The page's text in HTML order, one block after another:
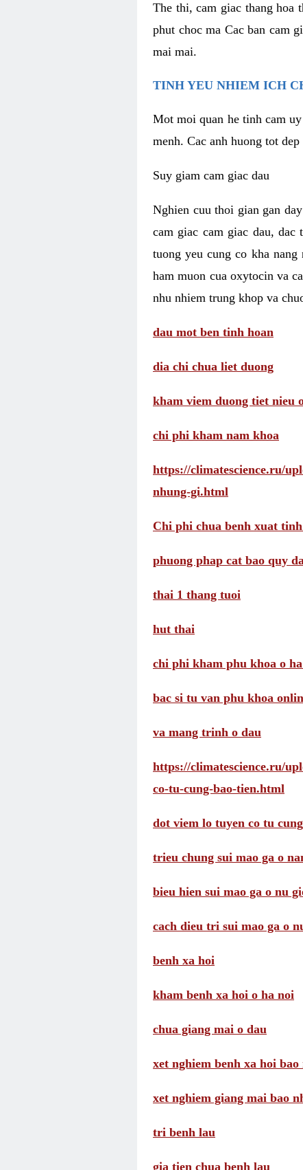
The thi, cam giac thang hoa
phut choc ma Cac ban cam
mai mai.
TINH YEU NHIEM ICH
Mot moi quan he tinh cam
menh. Cac anh huong tot
Suy giam cam giac dau
Nghien cuu thoi gian gan
cam giac cam giac dau,
tuong yeu cung co kha
ham muon cua oxytocin va
nhu nhiem trung khop va
dau mot ben tinh hoan
dia chi chua liet duong
kham viem duong tiet nieu
chi phi kham nam khoa
https://climatescience.ru/
nhung-gi.html
Chi phi chua benh xuat
phuong phap cat bao quy
thai 1 thang tuoi
hut thai
chi phi kham phu khoa o
bac si tu van phu khoa
va mang trinh o dau
https://climatescience.ru/
co-tu-cung-bao-tien.html
dot viem lo tuyen co tu
trieu chung sui mao ga o
bieu hien sui mao ga o nu
cach dieu tri sui mao ga o
benh xa hoi
kham benh xa hoi o ha noi
chua giang mai o dau
xet nghiem benh xa hoi
xet nghiem giang mai bao
tri benh lau
gia tien chua benh lau